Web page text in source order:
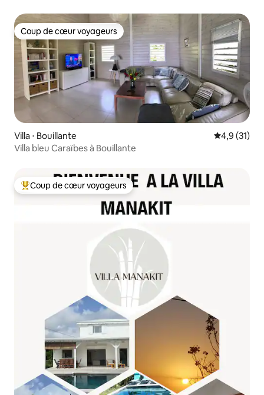
Coup de cœur voyageurs
Coup de cœur voyageurs
Villa ⋅ Bouillante Évaluation
4,9 (31)
Villa bleu Caraïbes à Bouillante
Coups de cœur voyageurs les plus appréciés
Coup de cœur voyageurs